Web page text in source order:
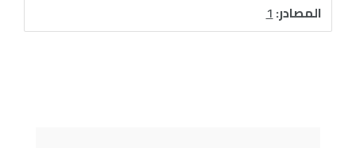
المصادر:1